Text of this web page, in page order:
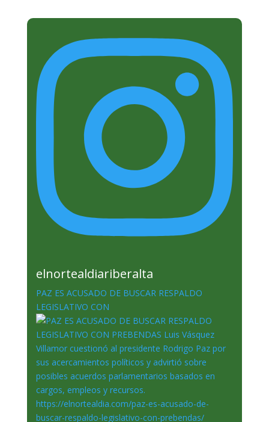
elnortealdiariberalta
PAZ ES ACUSADO DE BUSCAR RESPALDO
LEGISLATIVO CON